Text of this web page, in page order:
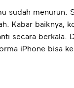
sudah menurun.
Kabar baiknya,
secara berkala.
iPhone bisa